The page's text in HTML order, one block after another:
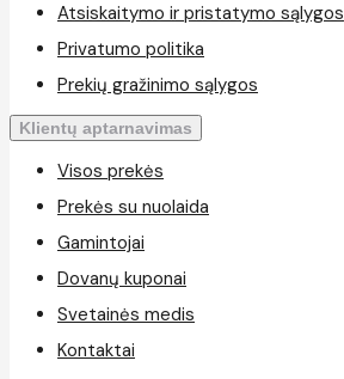
Atsiskaitymo ir pristatymo sąlygos
Privatumo politika
Prekių gražinimo sąlygos
Klientų aptarnavimas
Visos prekės
Prekės su nuolaida
Gamintojai
Dovanų kuponai
Svetainės medis
Kontaktai